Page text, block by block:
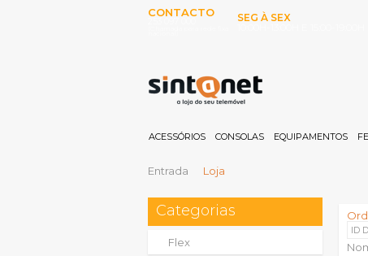
CONTACTO
SEG À SEX
ACESSÓRIOS CONSOLAS EQUIPAMENTOS
Entrada Loja
Categorias
Flex
ID